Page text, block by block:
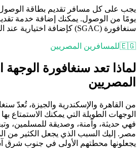
يومًا من الوصول. يمكنك إضافة خدمة
سنغافورة (SGAC) كإضافة اختيارية عند الدفع مقابل رسوم رمزية.
🇪🇬للمسافرين المصريين
لماذا تعد سنغافورة الوجهة
المصريين
من القاهرة والإسكندرية والجيزة، تُعدّ
الوجهات الطويلة التي يمكنك الاستمتاع
فهي حديثة، وآمنة، وصديقة للمسلمين،
مصر. إليك السبب الذي يجعل الكثير من
يجعلونها محطتهم الأولى في جنوب شرق